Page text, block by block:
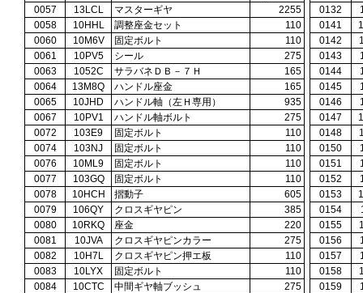
0057 13LCL マスターギヤ 2255 0132
0058
10HHL 調整座金セット 110 0141
0060
10M6V 固定ボルト 110 0142
0061
10PV5 シール 275 0143
0063
1052C サラバネＤＢ－７Ｈ 165 0144
0064
13M8Q ハンドル座金 165 0145
0065
10JHD ハンドル軸（左Ｈ専用） 935 0146
0067
10PV1 ハンドル軸ボルト 275 0147
0072
103E9 固定ボルト 110 0148
0074
103NJ 固定ボルト 110 0150
0076
10ML9 固定ボルト 110 0151
0077
103GQ 固定ボルト 110 0152
0078
10HCH 摺動子 605 0153
0079
106QY クロスギヤピン 385 0154
0080
10RKQ 座金 220 0155
0081
10JVA クロスギヤピンカラー 275 0156
0082
10H7L クロスギヤピン押エ板 110 0157
0083
10LYX 固定ボルト 110 0158
0084
10CTC 中間ギヤ軸ブッシュ 275 0159